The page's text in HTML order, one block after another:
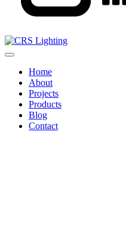
Home
About
Projects
Products
Blog
Contact